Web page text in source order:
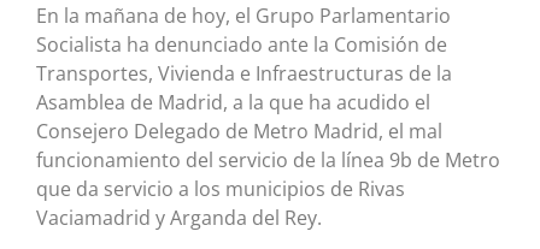
En la mañana de hoy, el Grupo Parlamentario
Socialista ha denunciado ante la Comisión de
Transportes, Vivienda e Infraestructuras de la
Asamblea de Madrid, a la que ha acudido el
Consejero Delegado de Metro Madrid, el mal
funcionamiento del servicio de la línea 9b de Metro
que da servicio a los municipios de Rivas
Vaciamadrid y Arganda del Rey.